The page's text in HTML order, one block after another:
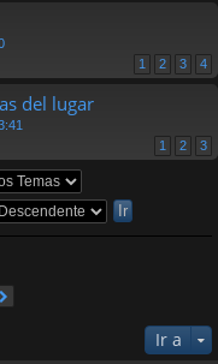
1 2 3 4
del lugar
1 2 3
Ir a